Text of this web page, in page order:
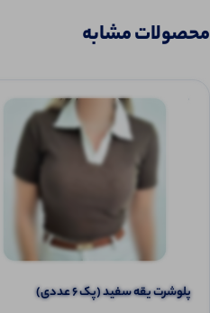
محصولات مشابه
پلوشرت یقه سفید (پک 6 عددی)